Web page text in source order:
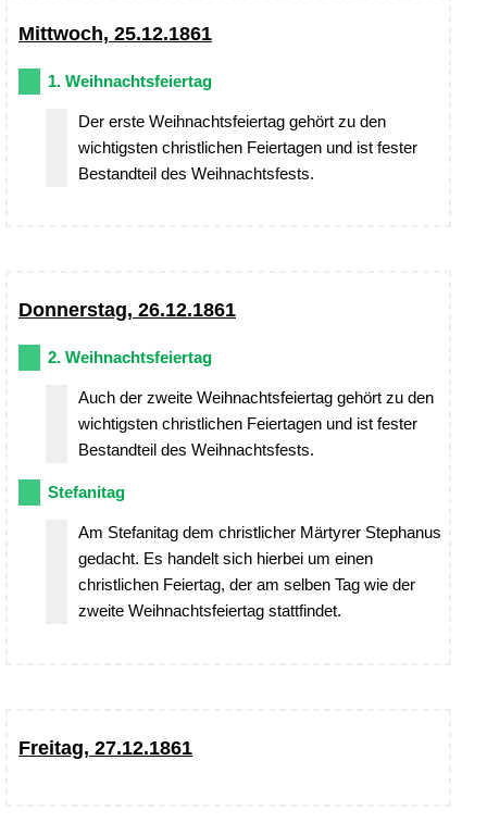
Mittwoch, 25.12.1861
1. Weihnachtsfeiertag
Der erste Weihnachtsfeiertag gehört zu den
wichtigsten christlichen Feiertagen und ist fester
Bestandteil des Weihnachtsfests.
Donnerstag, 26.12.1861
2. Weihnachtsfeiertag
Auch der zweite Weihnachtsfeiertag gehört zu den
wichtigsten christlichen Feiertagen und ist fester
Bestandteil des Weihnachtsfests.
Stefanitag
Am Stefanitag dem christlicher Märtyrer Stephanus
gedacht. Es handelt sich hierbei um einen
christlichen Feiertag, der am selben Tag wie der
zweite Weihnachtsfeiertag stattfindet.
Freitag, 27.12.1861